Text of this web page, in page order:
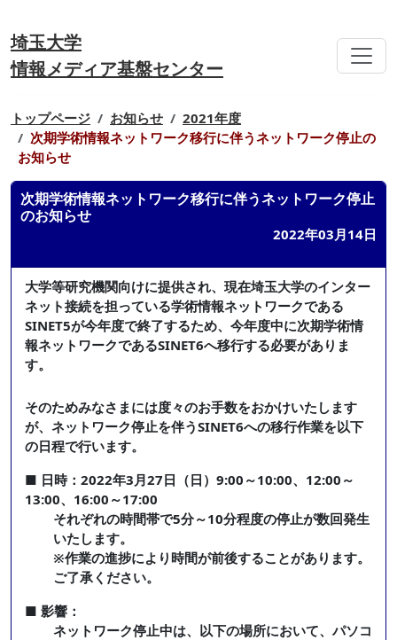
埼玉大学
情報メディア基盤センター
トップページ お知らせ
2021年度
次期学術情報ネットワーク移行に伴うネットワーク停止の
お知らせ
次期学術情報ネットワーク移行に伴うネットワーク停止
のお知らせ
2022年03月14日
大学等研究機関向けに提供され、現在埼玉大学のインター
ネット接続を担っている学術情報ネットワークである
SINET5が今年度で終了するため、今年度中に次期学術情
報ネットワークであるSINET6へ移行する必要がありま
す。
そのためみなさまには度々のお手数をおかけいたします
が、ネットワーク停止を伴うSINET6への移行作業を以下
の日程で行います。
■ 日時：2022年3月27日（日）9:00～10:00、12:00～
13:00、16:00～17:00
それぞれの時間帯で5分～10分程度の停止が数回発生
いたします。
※作業の進捗により時間が前後することがあります。
ご了承ください。
■ 影響：
ネットワーク停止中は、以下の場所において、パソコ